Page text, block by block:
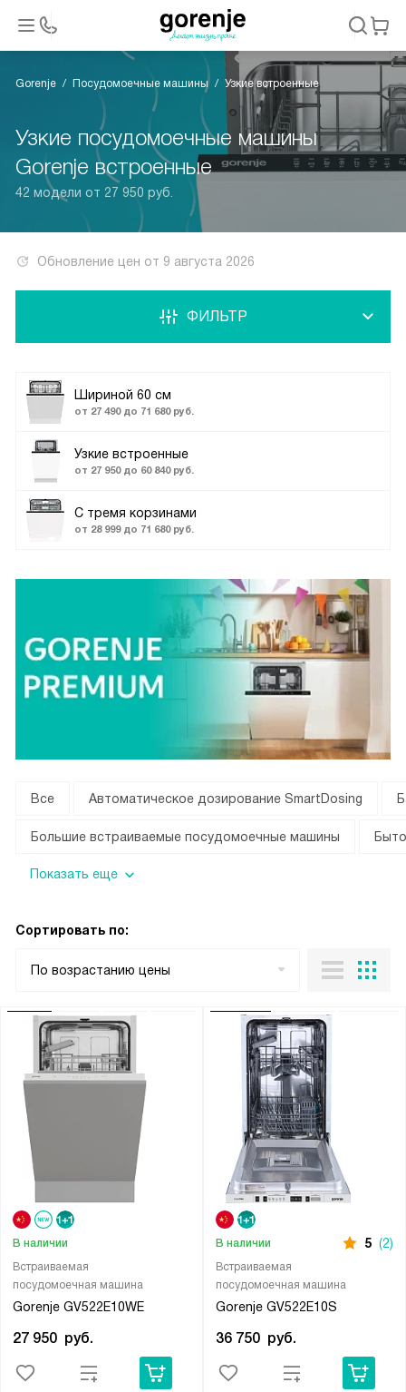
Gorenje Посудомоечные машины Узкие встроенные
Узкие посудомоечные машины
Gorenje встроенные
42 модели от 27 950 руб.
Обновление цен от 9 августа 2026
Шириной 60 см
от 27 490 до 71 680 руб.
Узкие встроенные
от 27 950 до 60 840 руб.
С тремя корзинами
от 28 999 до 71 680 руб.
ФИЛЬТР
Все Автоматическое дозирование SmartDosing
Большие встраиваемые посудомоечные машины
Показать еще
Сортировать по:
По возрастанию цены
Встраиваемая
посудомоечная машина
Gorenje GV522E10WE
В наличии
27 950 руб.
Встраиваемая
посудомоечная машина
Gorenje GV522E10S
В наличии 5 (2)
36 750 руб.